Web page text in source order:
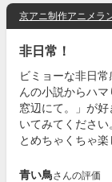
京アニ制作アニメラ
非日常！
ビミョーな非日
んの小説からハ
窓辺にて。」が
いてみてくださ
とめちゃくちゃ楽
青い鳥さんの評価